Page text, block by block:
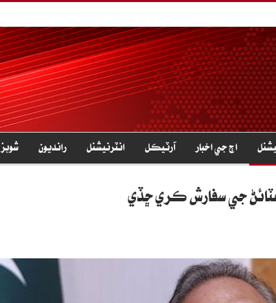
اڄ جي اخبار آرٽيڪل انٽرنيشنل رانديون شوبز
جي سفارش ڪري ڇڏي